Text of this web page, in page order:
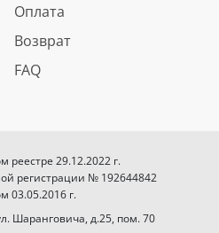
Оплата
Возврат
FAQ
реестре 29.12.2022 г.
регистрации № 192644842
03.05.2016 г.
Шаранговича, д.25, пом. 70